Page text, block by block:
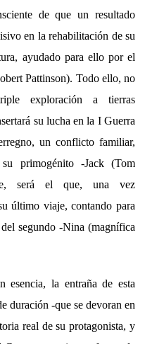
de que un resultado
en la rehabilitación de su
ayudado para ello por el
Pattinson). Todo ello, no
exploración a tierras
su lucha en la I Guerra
un conflicto familiar,
primogénito -Jack (Tom
será el que, una vez
último viaje, contando para
segundo -Nina (magnífica
esencia, la entraña de esta
duración -que se devoran en
real de su protagonista, y